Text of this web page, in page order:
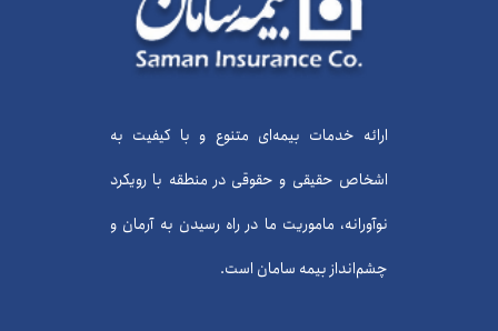
ارائه خدمات بیمه‌ای متنوع و با کیفیت به
اشخاص حقیقی و حقوقی در منطقه با رویکرد
نوآورانه، ماموریت ما در راه رسیدن به آرمان و
چشم‌انداز بیمه سامان است.